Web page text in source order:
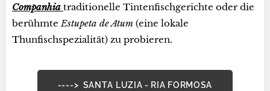
Companhia traditionelle Tintenfischgerichte oder die
berühmte Estupeta de Atum (eine lokale
Thunfischspezialität) zu probieren.
----> SANTA LUZIA - RIA FORMOSA